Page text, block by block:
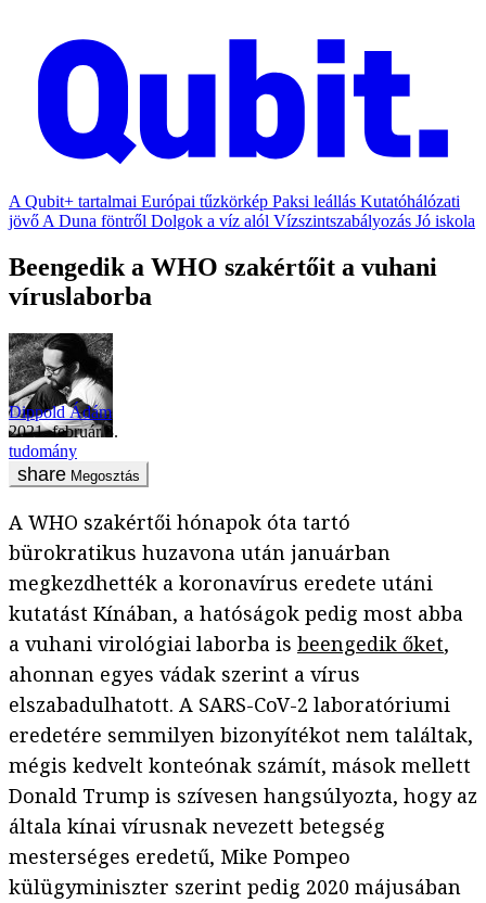
A Qubit+ tartalmai Európai tűzkörkép Paksi leállás Kutatóhálózati
jövő A Duna föntről Dolgok a víz alól Vízszintszabályozás Jó iskola
Beengedik a WHO szakértőit a vuhani
víruslaborba
Dippold Ádám
2021. február 3.
tudomány
Megosztás
A WHO szakértői hónapok óta tartó
bürokratikus huzavona után januárban
megkezdhették a koronavírus eredete utáni
kutatást Kínában, a hatóságok pedig most abba
a vuhani virológiai laborba is beengedik őket,
ahonnan egyes vádak szerint a vírus
elszabadulhatott. A SARS-CoV-2 laboratóriumi
eredetére semmilyen bizonyítékot nem találtak,
mégis kedvelt konteónak számít, mások mellett
Donald Trump is szívesen hangsúlyozta, hogy az
általa kínai vírusnak nevezett betegség
mesterséges eredetű, Mike Pompeo
külügyminiszter szerint pedig 2020 májusában